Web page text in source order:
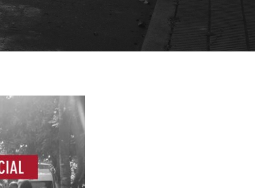
a Ciclo de Complementación Curricular